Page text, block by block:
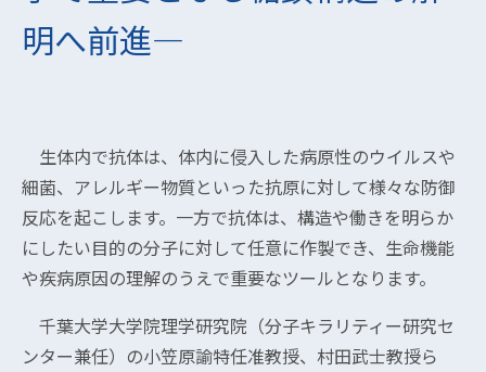
明へ前進―
生体内で抗体は、体内に侵入した病原性のウイルスや
細菌、アレルギー物質といった抗原に対して様々な防御
反応を起こします。一方で抗体は、構造や働きを明らか
にしたい目的の分子に対して任意に作製でき、生命機能
や疾病原因の理解のうえで重要なツールとなります。
千葉大学大学院理学研究院（分子キラリティー研究セ
ンター兼任）の小笠原諭特任准教授、村田武士教授ら